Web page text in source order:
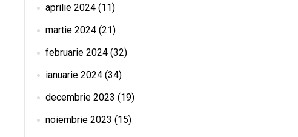
aprilie 2024 (11)
martie 2024 (21)
februarie 2024 (32)
ianuarie 2024 (34)
decembrie 2023 (19)
noiembrie 2023 (15)